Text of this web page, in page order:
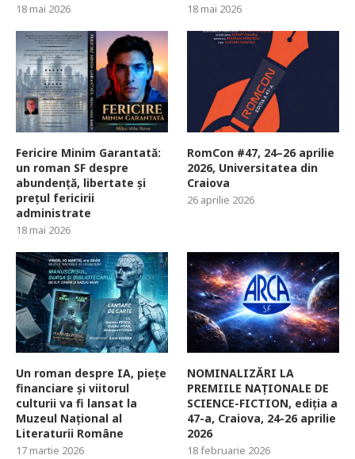
18 mai 2026 18 mai 2026
Fericire Minim Garantată:
un roman SF despre
abundență, libertate și
prețul fericirii
administrate
18 mai 2026
RomCon #47, 24–26 aprilie
2026, Universitatea din
Craiova
26 aprilie 2026
Un roman despre IA, piețe
financiare și viitorul
culturii va fi lansat la
Muzeul Național al
Literaturii Române
17 martie 2026
NOMINALIZĂRI LA
PREMIILE NAȚIONALE DE
SCIENCE-FICTION, ediția a
47-a, Craiova, 24-26 aprilie
2026
18 februarie 2026